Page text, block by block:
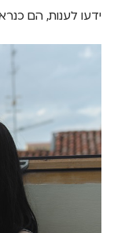
ידעו לענות, הם